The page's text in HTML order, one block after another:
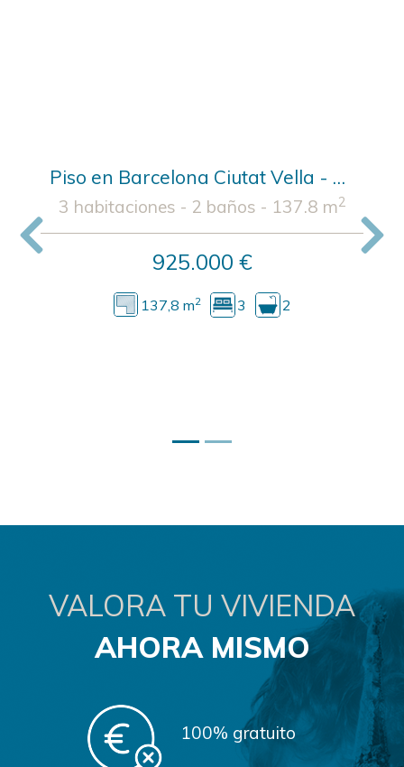
Piso en Barcelona Ciutat Vella - Sant Pere, Sta.Caterina i la Ribera - Barcelona (Barcelona)
3 habitaciones - 2 baños - 137.8 m2
925.000 €
137,8 m2 3 2
Anterior
VALORA TU VIVIENDA
AHORA MISMO
100% gratuito